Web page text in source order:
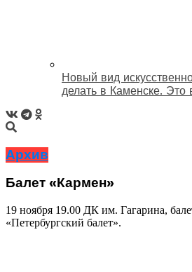
Новый вид
делать в Каменске.
Архив
Балет «Кармен»
19 ноября 19.00 ДК им. Гагарина,
«Петербургский балет».